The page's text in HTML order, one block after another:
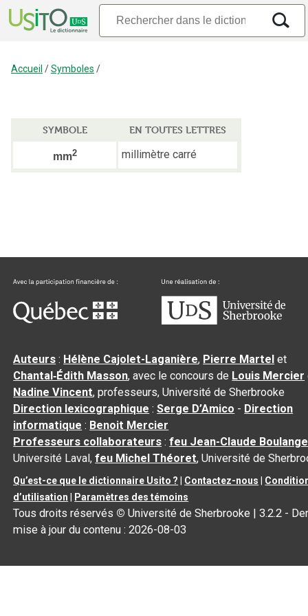
Accueil /Symboles /
SYMBOLE EN TOUTES LETTRES
mm2 millimètre carré
Auteurs : Hélène Cajolet-Laganière, Pierre Martel et
Chantal‑Édith Masson, avec le concours de Louis Mercier
Nadine Vincent, professeurs, Université de Sherbrooke
Direction lexicographique :Serge D’Amico - Direction
informatique : Benoit Mercier
Professeurs collaborateurs :feu Jean-Claude
Université Laval,feu Michel Théoret, Université de
Qu’est-ce que le dictionnaire Usito ? Contactez-nous
d’utilisation
Paramètres des témoins
Tous droits réservés © Université de Sherbrooke |3.2.2 -
mise à jour du contenu :2026-08-03